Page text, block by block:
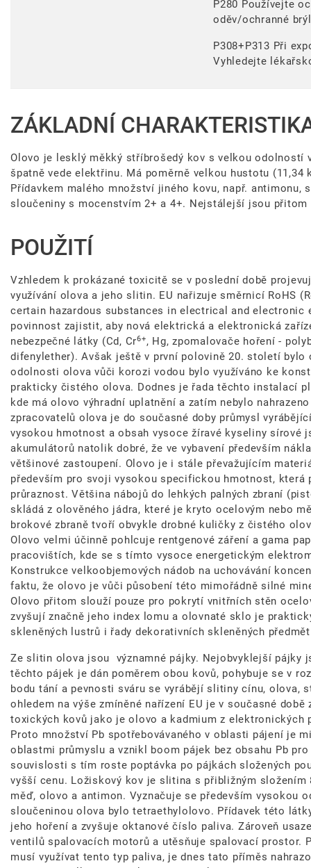
P280 Používejte
oděv/ochranné
P308+P313 Při
Vyhledejte
ZÁKLADNÍ
Olovo je lesklý měkký stříbrošedý kov s velkou odolností
špatně vede elektřinu. Má poměrně velkou hustotu (11,34
Přídavkem malého množství jiného kovu, např. antimonu,
sloučeniny s mocenstvím 2+ a 4+. Nejstálejší jsou
POUŽITÍ
Vzhledem k prokázané toxicitě se v poslední době
využívání olova a jeho slitin. EU nařizuje směrnicí RoHS
certain hazardous substances in electrical and electronic
povinnost zajistit, aby nová elektrická a elektronická
nebezpečné látky (Cd, Cr6+, Hg, zpomalovače hoření -
difenylether). Avšak ještě v první polovině 20. století bylo
odolnosti olova vůči korozi vodou bylo využíváno ke
prakticky čistého olova. Dodnes je řada těchto instalací
kde má olovo výhradní uplatnění a zatím nebylo
zpracovatelů olova je do současné doby průmysl
vysokou hmotnost a obsah vysoce žíravé kyseliny sírové
akumulátorů natolik dobré, že ve vybavení především
většinové zastoupení. Olovo je i stále převažujícím
především pro svoji vysokou specifickou hmotnost, která
průraznost. Většina nábojů do lehkých palných zbraní
skládá z olověného jádra, které je kryto ocelovým nebo
brokové zbraně tvoří obvykle drobné kuličky z čistého
Olovo velmi účinně pohlcuje rentgenové záření a gama
pracovištích, kde se s tímto vysoce energetickým
Konstrukce velkoobjemových nádob na uchovávání
faktu, že olovo je vůči působení této mimořádně silné
Olovo přitom slouží pouze pro pokrytí vnitřních stěn
zvyšují značně jeho index lomu a olovnaté sklo je
skleněných lustrů i řady dekorativních skleněných
Ze slitin olova jsou významné pájky. Nejobvyklejší pájky
těchto pájek je dán poměrem obou kovů, pohybuje se v
bodu tání a pevnosti sváru se vyrábějí slitiny cínu, olova,
ohledem na výše zmíněné nařízení EU je v současné
toxických kovů jako je olovo a kadmium z elektronických
Proto množství Pb spotřebovávaného v oblasti pájení je
oblastmi průmyslu a vznikl boom pájek bez obsahu Pb
souvislosti s tím roste poptávka po pájkách složených
vyšší cenu. Ložiskový kov je slitina s přibližným složením
měď, olovo a antimon. Vyznačuje se především vysokou
sloučeninou olova bylo tetraethylolovo. Přídavek této
jeho hoření a zvyšuje oktanové číslo paliva. Zároveň
ventilů spalovacích motorů a utěsňuje spalovací prostor.
musí využívat tento typ paliva, je dnes tato příměs